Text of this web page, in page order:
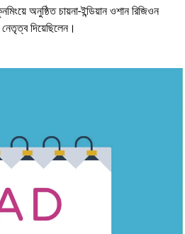
অনুষ্ঠিত চায়না-ইন্ডিয়ান ওশান রিজিওন
নেতৃত্ব দিয়েছিলেন।